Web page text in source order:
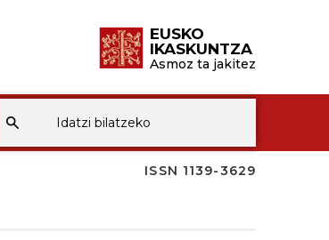
EUSKO
IKASKUNTZA
Asmoz ta jakitez
ISSN 1139-3629